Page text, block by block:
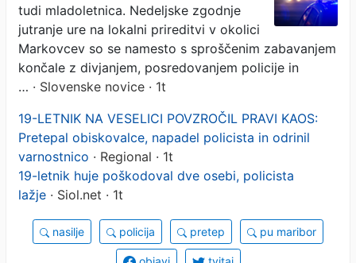
tudi mladoletnica. Nedeljske zgodnje
jutranje ure na lokalni prireditvi v okolici
Markovcev so se namesto s sproščenim zabavanjem
končale z divjanjem, posredovanjem policije in
… · Slovenske novice · 1t
19-LETNIK NA VESELICI POVZROČIL PRAVI KAOS:
Pretepal obiskovalce, napadel policista in odrinil
varnostnico · Regional · 1t
19-letnik huje poškodoval dve osebi, policista
lažje · Siol.net · 1t
nasilje policija pretep pu maribor